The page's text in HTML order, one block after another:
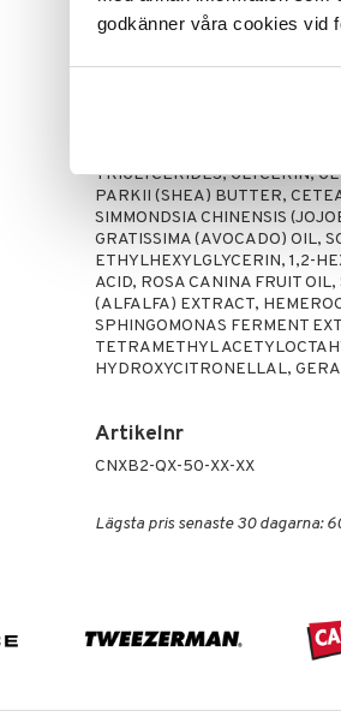
godkänner våra cookies vid
hudtyper.
Applicera på kvällen i ansiktet,
AQUA/WATER, SQUALANE,
TRIGLYCERIDES, GLYCERIN,
PARKII (SHEA) BUTTER,
SIMMONDSIA CHINENSIS
GRATISSIMA (AVOCADO) OIL,
ETHYLHEXYLGLYCERIN, 1,2-
ACID, ROSA CANINA FRUIT
(ALFALFA) EXTRACT,
SPHINGOMONAS FERMENT
TETRAMETHYL
HYDROXYCITRONELLAL,
Artikelnr
CNXB2-QX-50-XX-XX
Lägsta pris senaste 30 dagarna: